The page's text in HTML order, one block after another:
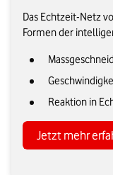
Das Echtzeit-Netz
Formen der
Reaktion in
Jetzt mehr